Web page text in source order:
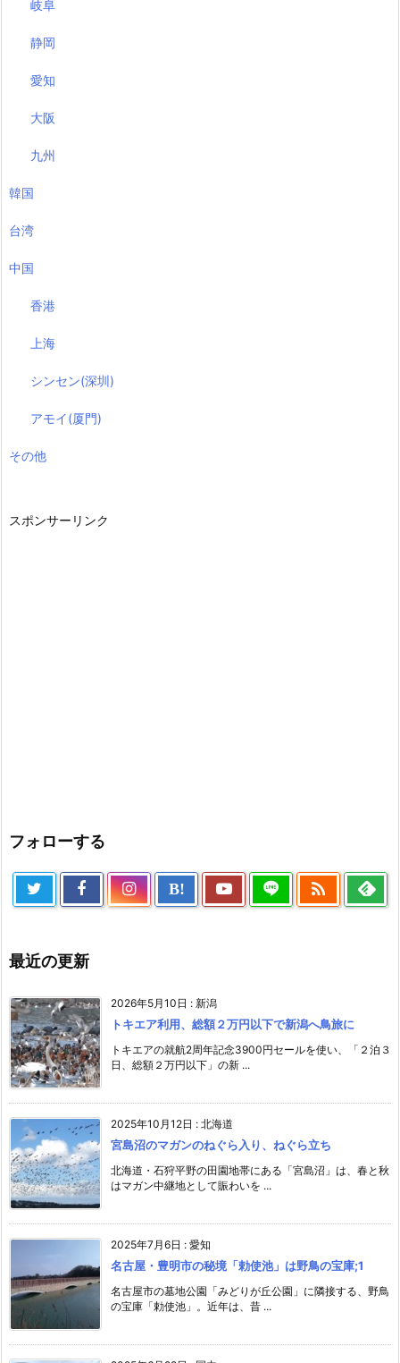
岐阜
静岡
愛知
大阪
九州
韓国
台湾
中国
香港
上海
シンセン(深圳)
アモイ(厦門)
その他
スポンサーリンク
フォローする
B! 
最近の更新
2026年5月10日 : 新潟
トキエア利用、総額２万円以下で新潟へ鳥旅に
トキエアの就航2周年記念3900円セールを使い、「２泊３
日、総額２万円以下」の新 ...
2025年10月12日 : 北海道
宮島沼のマガンのねぐら入り、ねぐら立ち
北海道・石狩平野の田園地帯にある「宮島沼」は、春と秋
はマガン中継地として賑わいを ...
2025年7月6日 : 愛知
名古屋・豊明市の秘境「勅使池」は野鳥の宝庫;1
名古屋市の墓地公園「みどりが丘公園」に隣接する、野鳥
の宝庫「勅使池」。近年は、昔 ...